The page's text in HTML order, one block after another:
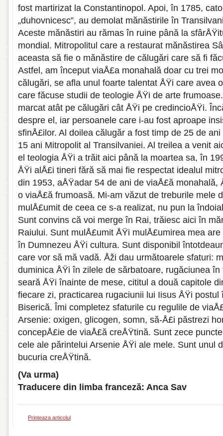
fost martirizat la Constantinopol. Apoi, în 1785,
„duhovnicesc”, au demolat mănăstirile în
Aceste mănăstiri au rămas în ruine până la
mondial. Mitropolitul care a restaurat mănăstirea
aceasta să fie o mănăstire de călugări care să fi
Astfel, am început viaÅ£a monahală doar cu trei
călugări, se afla unul foarte talentat ÅŸi care avea
care făcuse studii de teologie ÅŸi de arte
marcat atât pe călugări cât ÅŸi pe credincioÅŸi.
despre el, iar persoanele care i-au fost aproape
sfinÅ£ilor. Al doilea călugăr a fost timp de 25 de
15 ani Mitropolit al Transilvaniei. Al treilea a venit
el teologia ÅŸi a trăit aici până la moartea sa, în
ÅŸi alÅ£i tineri fără să mai fie respectat idealul
din 1953, aÅŸadar 54 de ani de viaÅ£ă monahală,
o viaÅ£ă frumoasă. Mi-am văzut de treburile mele
mulÅ£umit de ceea ce s-a realizat, nu pun la
Sunt convins că voi merge în Rai, trăiesc aici în
Raiului. Sunt mulÅ£umit ÅŸi mulÅ£umirea mea
în Dumnezeu ÅŸi cultura. Sunt disponibil
care vor să mă vadă. Åži dau următoarele sfaturi:
duminica ÅŸi în zilele de sărbatoare, rugăciunea
seară ÅŸi înainte de mese, cititul a două capitole
fiecare zi, practicarea rugaciunii lui Iisus ÅŸi postul
Biserică. Îmi completez sfaturile cu regulile de
Arsenie: oxigen, glicogen, somn, să-Å£i păstrezi
concepÅ£ie de viaÅ£ă creÅŸtină. Sunt zece
cele ale părintelui Arsenie ÅŸi ale mele. Sunt unul
bucuria creÅŸtină.
(Va urma)
Traducere din limba franceză: Anca Sav
Printeaza articolul